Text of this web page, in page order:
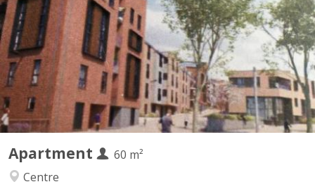
Apartment
60 m²
Centre
Furnished 1-bedroom apartment, built in 2020, centrally located
in a new residential complex in Courbevoie with views of the
gardens. 3 minutes (250m) from the Esplanade supermarket.
SNCB train station (300m). Bus station 11 minutes (900m). E411
motorway at the parking lot exit. Living room with...